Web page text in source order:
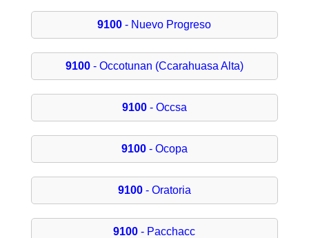
9100 - Nuevo Progreso
9100- Occotunan (Ccarahuasa Alta)
9100- Occsa
9100- Ocopa
9100- Oratoria
9100 - Pacchacc